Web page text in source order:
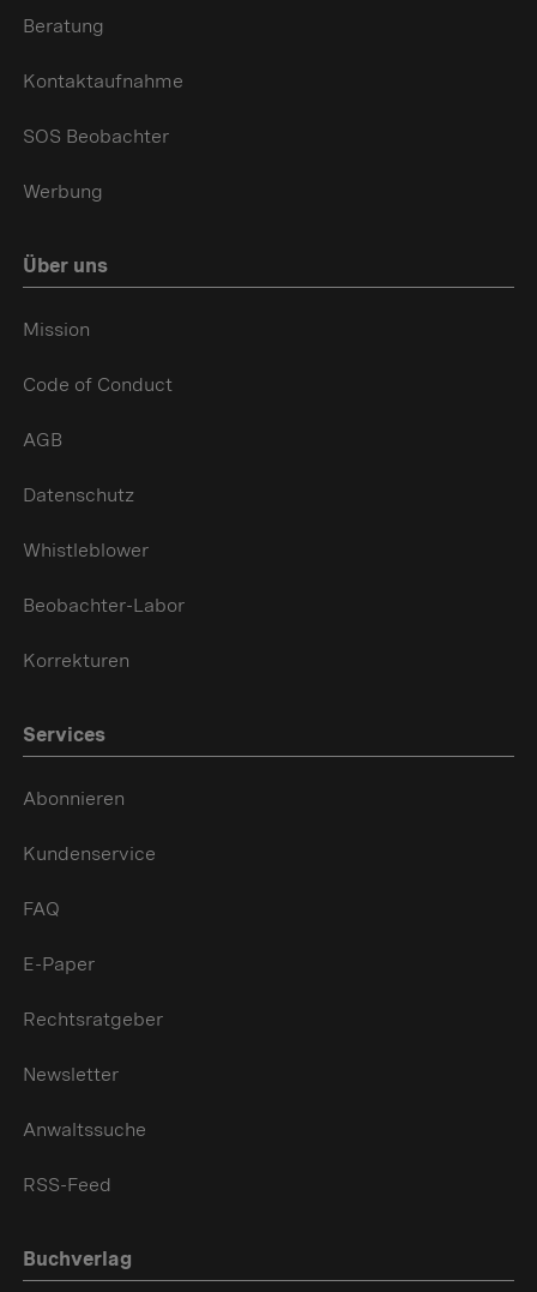
Beratung
Kontaktaufnahme
SOS Beobachter
Werbung
Über uns
Mission
Code of Conduct
AGB
Datenschutz
Whistleblower
Beobachter-Labor
Korrekturen
Services
Abonnieren
Kundenservice
FAQ
E-Paper
Rechtsratgeber
Newsletter
Anwaltssuche
RSS-Feed
Buchverlag